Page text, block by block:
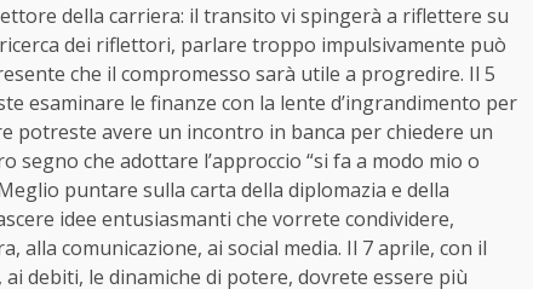
della carriera: il transito vi spingerà a riflettere su
dei riflettori, parlare troppo impulsivamente può
che il compromesso sarà utile a progredire. Il 5
esaminare le finanze con la lente d’ingrandimento per
potreste avere un incontro in banca per chiedere un
segno che adottare l’approccio “si fa a modo mio o
puntare sulla carta della diplomazia e della
idee entusiasmanti che vorrete condividere,
comunicazione, ai social media. Il 7 aprile, con il
debiti, le dinamiche di potere, dovrete essere più